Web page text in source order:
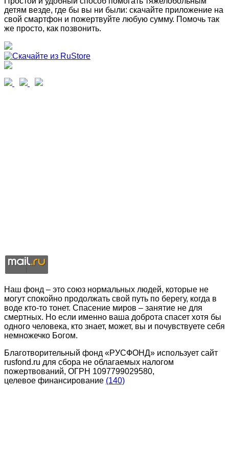
детям везде, где бы вы ни были: скачайте приложение на
свой смартфон и пожертвуйте любую сумму. Помочь так
же просто, как позвонить.
Наш фонд – это союз нормальных людей, которые не
могут спокойно продолжать свой путь по берегу, когда в
воде кто-то тонет. Спасение миров – занятие не для
смертных. Но если именно ваша доброта спасет хотя бы
одного человека, кто знает, может, вы и почувствуете себя
немножечко Богом.
Благотворительный фонд «РУСФОНД» использует сайт
rusfond.ru для сбора не облагаемых налогом
пожертвований, ОГРН 1097799029580,
целевое финансирование (140)